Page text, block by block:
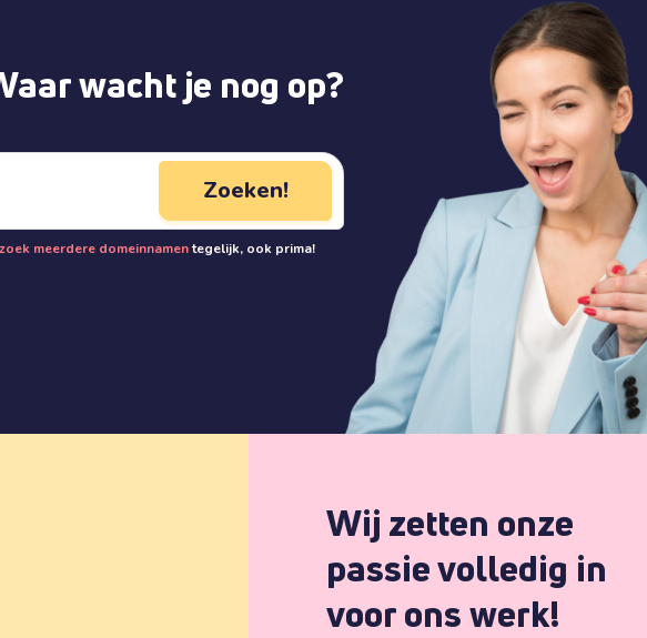
wacht je nog op?
Zoeken!
zoek meerdere domeinnamentegelijk, ook prima!
Wij zetten onze
passie volledig in
voor ons werk!